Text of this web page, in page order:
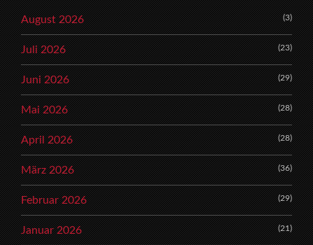
August 2026 (3)
Juli 2026 (23)
Juni 2026 (29)
Mai 2026 (28)
April 2026 (28)
März 2026 (36)
Februar 2026 (29)
Januar 2026 (21)